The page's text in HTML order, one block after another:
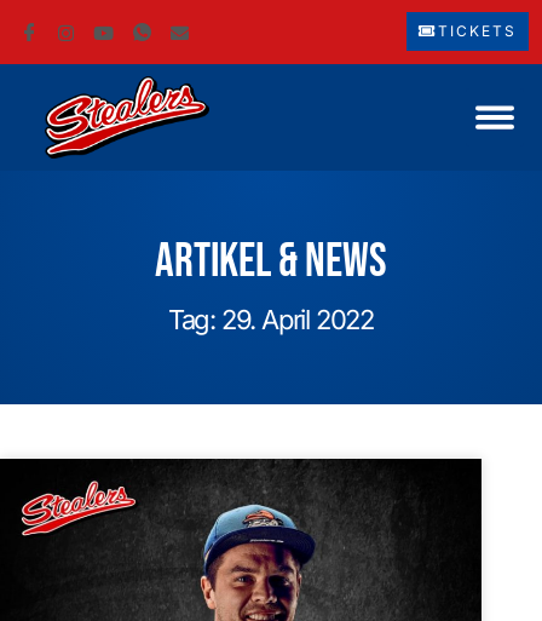
TICKETS
Artikel & News
Tag: 29. April 2022